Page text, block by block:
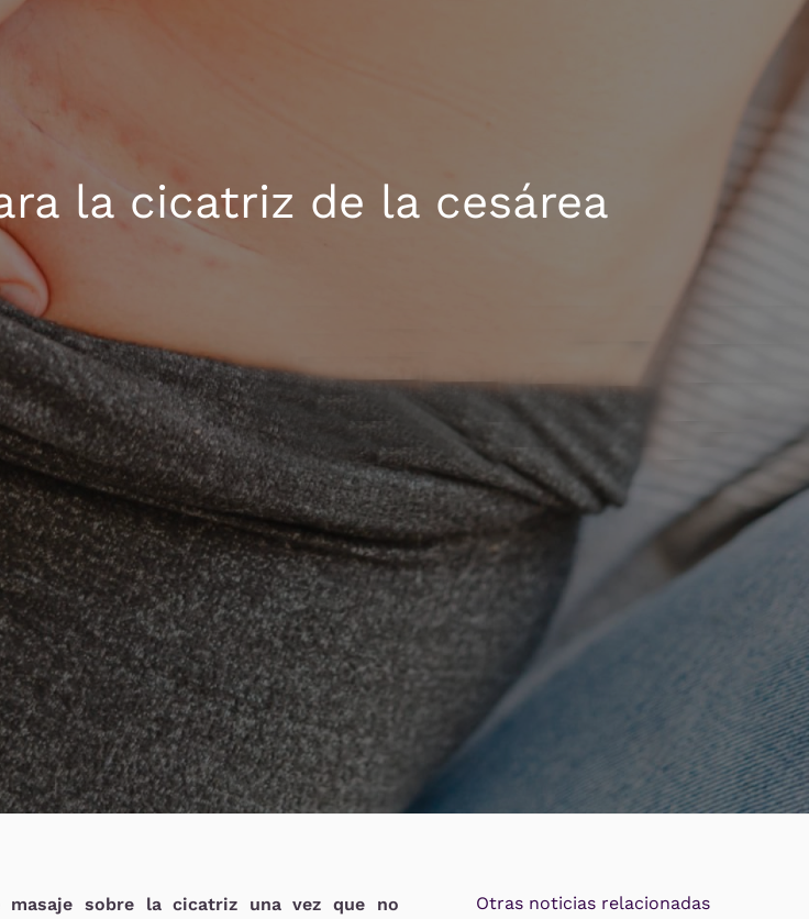
la cicatriz de la cesárea
masaje sobre la cicatriz una vez que no
Otras noticias relacionadas